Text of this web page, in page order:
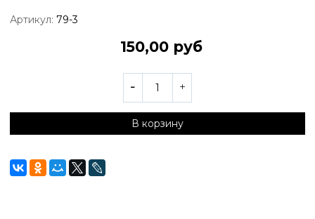
Артикул: 79-3
150,00 руб
В корзину